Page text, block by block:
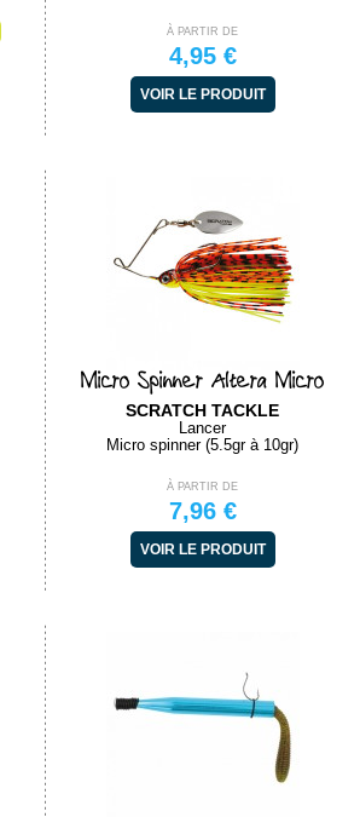
À PARTIR DE
4,95 €
VOIR LE PRODUIT
Micro Spinner Altera Micro
SCRATCH TACKLE
Lancer
Micro spinner (5.5gr à 10gr)
À PARTIR DE
7,96 €
VOIR LE PRODUIT